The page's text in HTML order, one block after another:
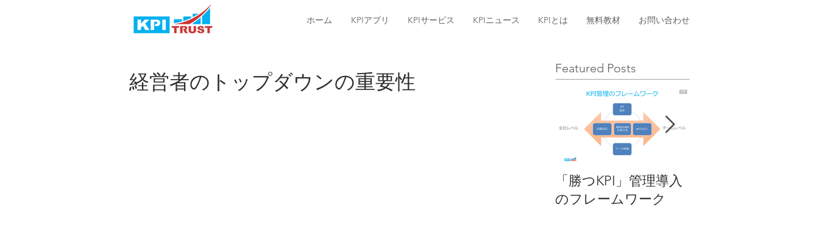
ホーム KPIアプリ KPIサービス KPIニュース KPIとは 無料教材 お問い合わせ
経営者のトップダウンの重要性
Featured Posts
「勝つKPI」管理導入
のフレームワーク